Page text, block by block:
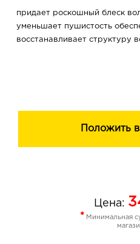
придает роскошный блеск
уменьшает пушистость
восстанавливает структуру
Положить
Цена:
* Минимальная